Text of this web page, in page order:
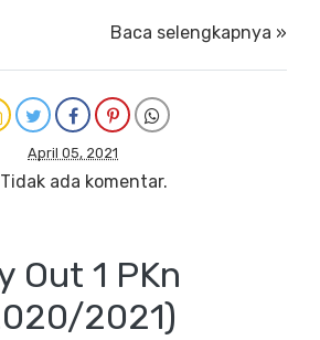
Baca selengkapnya »
April 05, 2021
Tidak ada komentar.
Out 1 PKn
2021)